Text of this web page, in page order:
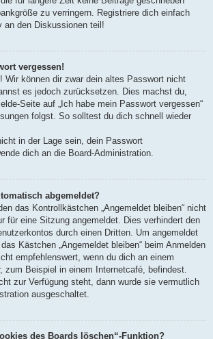
zu verringern. Registriere dich einfach
an den Diskussionen teil!
vergessen!
Wir können dir zwar dein altes Passwort nicht
es jedoch zurücksetzen. Dies machst du,
Seite auf „Ich habe mein Passwort vergessen“
folgst. So solltest du dich schnell wieder
in der Lage sein, dein Passwort
dich an die Board-Administration.
abgemeldet?
das Kontrollkästchen „Angemeldet bleiben“ nicht
für eine Sitzung angemeldet. Dies verhindert den
durch einen Dritten. Um angemeldet
Kästchen „Angemeldet bleiben“ beim Anmelden
empfehlenswert, wenn du dich an einem
zum Beispiel in einem Internetcafé, befindest.
zur Verfügung steht, dann wurde sie vermutlich
ausgeschaltet.
des Boards löschen“-Funktion?